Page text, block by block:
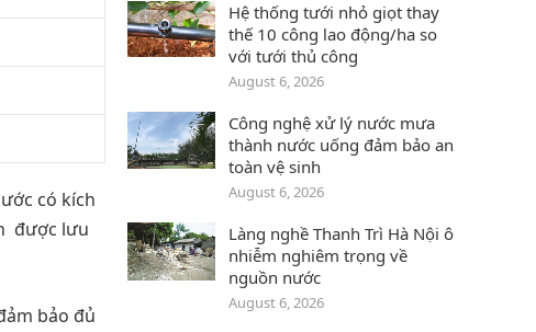
có kích
được lưu
bảo đủ
Hệ thống tưới nhỏ giọt thay
thế 10 công lao động/ha so
với tưới thủ công
August 6, 2026
Công nghệ xử lý nước mưa
thành nước uống đảm bảo an
toàn vệ sinh
August 6, 2026
Làng nghề Thanh Trì Hà Nội ô
nhiễm nghiêm trọng về
nguồn nước
August 6, 2026